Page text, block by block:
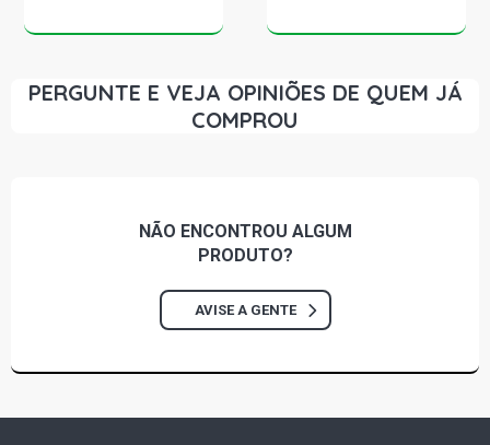
PERGUNTE E VEJA OPINIÕES DE QUEM JÁ
COMPROU
NÃO ENCONTROU ALGUM
PRODUTO?
AVISE A GENTE